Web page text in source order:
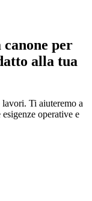
per
alla tua
Ti aiuteremo a
operative e